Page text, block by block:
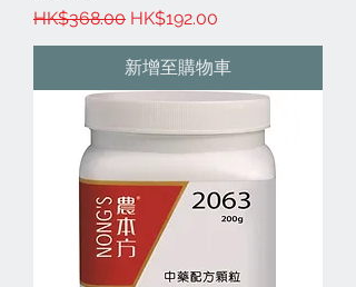
一般價格
HK$368.00 促銷價格
HK$192.00
新增至購物車